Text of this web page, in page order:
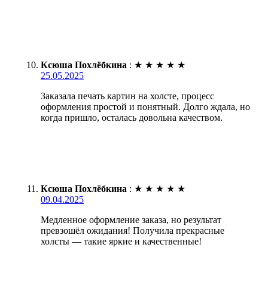
Ксюша Похлёбкина : ★ ★ ★ ★ ★
25.05.2025
Заказала печать картин на холсте, процесс
оформления простой и понятный. Долго ждала, но
когда пришло, осталась довольна качеством.
Ксюша Похлёбкина : ★ ★ ★ ★ ★
09.04.2025
Медленное оформление заказа, но результат
превзошёл ожидания! Получила прекрасные
холсты — такие яркие и качественные!